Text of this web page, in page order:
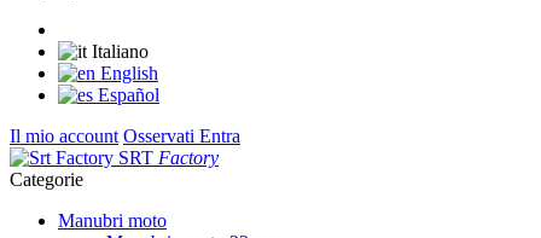
Italiano
English
Español
Il mio account Osservati Entra
SRT Factory
Categorie
Manubri moto